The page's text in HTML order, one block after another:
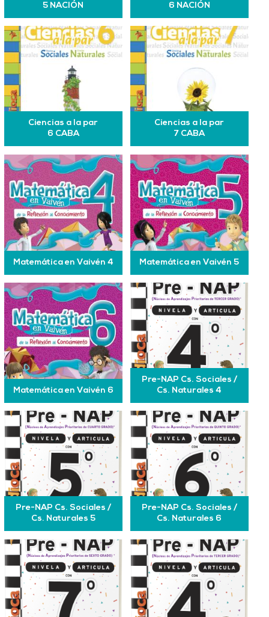
5 NACIÓN
6 NACIÓN
Ciencias a la par
6 CABA
Ciencias a la par
7 CABA
Matemática en Vaivén 4 Matemática en Vaivén 5
Matemática en Vaivén 6
Pre-NAP Cs. Sociales /
Cs. Naturales 4
Pre-NAP Cs. Sociales /
Cs. Naturales 5
Pre-NAP Cs. Sociales /
Cs. Naturales 6